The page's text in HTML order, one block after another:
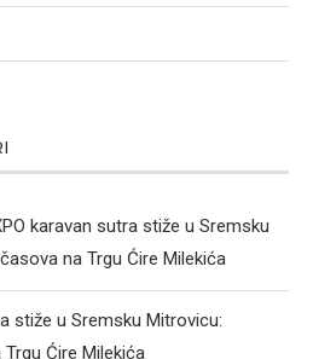
karavan sutra stiže u Sremsku
na Trgu Ćire Milekića
stiže u Sremsku Mitrovicu:
Ćire Milekića